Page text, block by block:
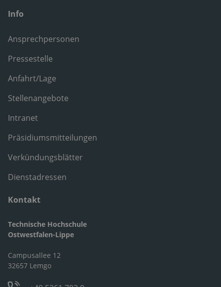
Info
Ansprechpersonen
Pressestelle
Anfahrt/Lage
Stellenangebote
Intranet
Präsidiumsmitteilungen
Verkündungsblätter
Dienstadressen
Kontakt
Technische Hochschule
Ostwestfalen-Lippe
Campusallee 12
32657 Lemgo